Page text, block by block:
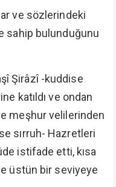
ve sözlerindeki
sahip bulunduğunu
Şirâzî -kuddise
katıldı ve ondan
meşhur velilerinden
sırruh- Hazretleri
istifade etti, kısa
üstün bir seviyeye